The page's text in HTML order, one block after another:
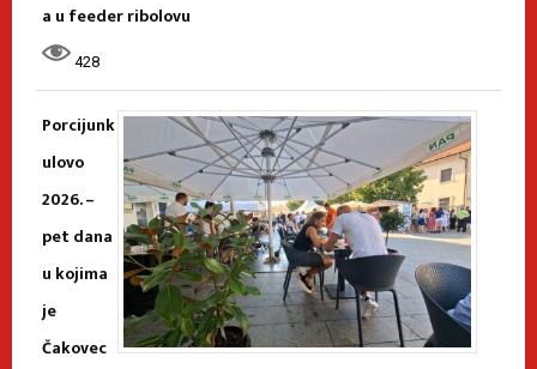
a u feeder ribolovu
428
Porcijunk
ulovo
2026. –
pet dana
u kojima
je
Čakovec